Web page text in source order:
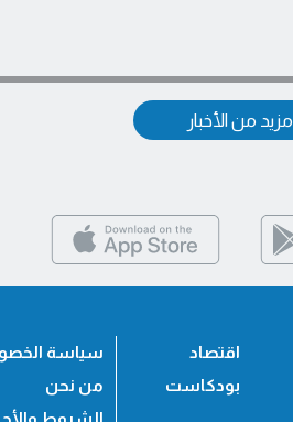
مزيد من الأخبار
اقتصاد
بودكاست
سياسة
من نحن
الشروط